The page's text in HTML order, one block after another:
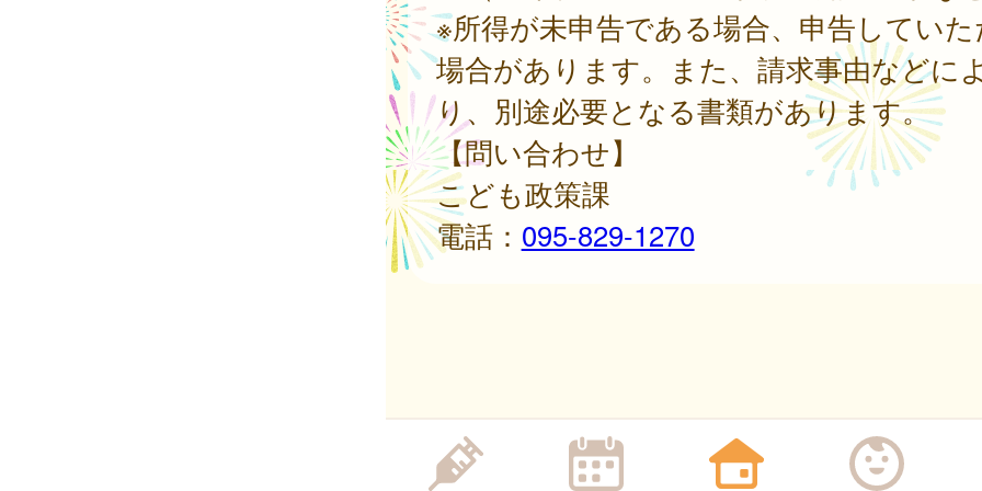
※所得が未申告である場合、申告してい
場合があります。また、請求事由などに
り、別途必要となる書類があります。
【問い合わせ】
こども政策課
電話： 095-829-1270